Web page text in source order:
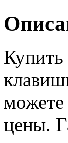
можете
цены.